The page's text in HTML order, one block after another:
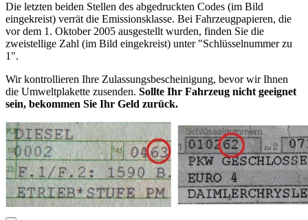
Die letzten beiden Stellen des abgedruckten Codes (im Bild
eingekreist) verrät die Emissionsklasse. Bei Fahrzeugpapieren, die
vor dem 1. Oktober 2005 ausgestellt wurden, finden Sie die
zweistellige Zahl (im Bild eingekreist) unter "Schlüsselnummer zu
1".
Wir kontrollieren Ihre Zulassungsbescheinigung, bevor wir Ihnen
die Umweltplakette zusenden. Sollte Ihr Fahrzeug nicht geeignet
sein, bekommen Sie Ihr Geld zurück.